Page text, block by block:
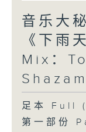
音乐大
《下雨
Mix：
足本 Full
第一部份